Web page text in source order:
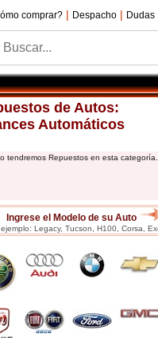
comprar? | Despacho | Dudas
de Autos:
Automáticos
tendremos Repuestos en esta categoría.
Ingrese el Modelo de su Auto
Legacy, Tucson, H100, Corsa,